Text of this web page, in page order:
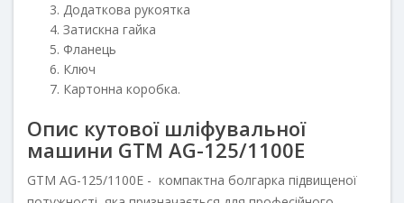
Додаткова рукоятка
Затискна гайка
Фланець
Ключ
Картонна коробка.
Опис кутової шліфувальної
машини GTM AG-125/1100E
GTM AG-125/1100E - компактна болгарка підвищеної